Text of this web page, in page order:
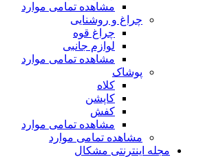
مشاهده تمامی موارد
چراغ و روشنایی
چراغ قوه
لوازم جانبی
مشاهده تمامی موارد
پوشاک
کلاه
کاپشن
کفش
مشاهده تمامی موارد
مشاهده تمامی موارد
مجله اینترنتی مشکال